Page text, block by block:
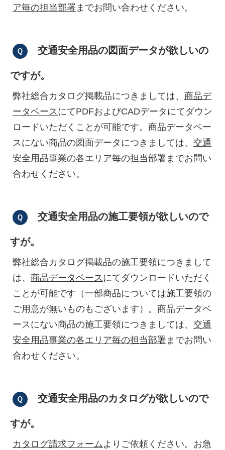
ア毎の担当部署 までお問い合わせください。
交通安全用品の図面データが欲しいの
ですが。
弊社総合カタログ掲載品につきましては、 商品デ
ータベースにてPDFおよびCADデータにてダウン
ロードいただくことが可能です。商品データベー
スにない商品の図面データにつきましては、 交通
安全用品事業の各エリア毎の担当部署 までお問い
合わせください。
交通安全用品の施工要領が欲しいので
すが。
弊社総合カタログ掲載品の施工要領につきまして
は、 商品データベースにてダウンロードいただく
ことが可能です（一部商品については施工要領の
ご用意が無いものもございます）。商品データベ
ースにない商品の施工要領につきましては、 交通
安全用品事業の各エリア毎の担当部署 までお問い
合わせください。
交通安全用品のカタログが欲しいので
すが。
カタログ請求フォームよりご依頼ください。お急